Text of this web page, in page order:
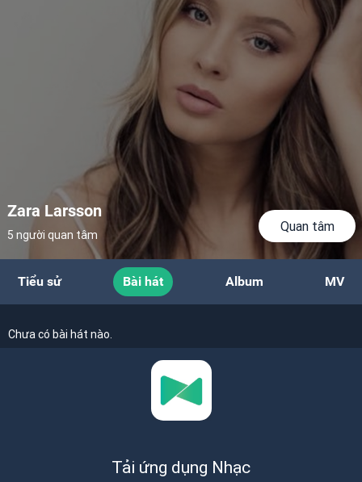
Zara Larsson
5 người quan tâm
Quan tâm
Tiểu sử Bài hát Album MV
Chưa có bài hát nào.
Tải ứng dụng Nhạc